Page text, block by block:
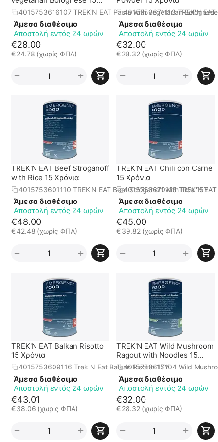
Χρόνια
4015753616107 TREK'N EAT Pasta with vegetarian
Άμεσα διαθέσιμο
Αποστολή εντός 24 ωρών
€28.00
€ 24.78 (χωρίς ΦΠΑ)
+
−
4015753671113 TREK'N
Άμεσα διαθέσιμο
Αποστολή εντός 24 ωρών
€32.00
€28.32 (χωρίς ΦΠΑ)
+
−
TREK'N EAT Beef Stroganoff
with Rice 15 Χρόνια
4015753601110 TREK'N EAT Beef Stroganoff with Rice 15Υ
Άμεσα διαθέσιμο
Αποστολή εντός 24 ωρών
€48.00
€42.48 (χωρίς ΦΠΑ)
+
−
TREK'N EAT Chili con Carne
15 Χρόνια
4015753670116 TREK'N
Άμεσα διαθέσιμο
Αποστολή εντός 24 ωρών
€45.00
€39.82 (χωρίς ΦΠΑ)
+
−
TREK'N EAT Balkan Risotto
15 Χρόνια
4015753609116 Trek N Eat Balkan Risotto 15Y
Άμεσα διαθέσιμο
Αποστολή εντός 24 ωρών
€43.01
€ 38.06 (χωρίς ΦΠΑ)
+
−
TREK'N EAT Wild Mushroom
Ragout with Noodles 15
Χρόνια
4015753617104 Wild
Άμεσα διαθέσιμο
Αποστολή εντός 24 ωρών
€32.00
€28.32 (χωρίς ΦΠΑ)
+
−